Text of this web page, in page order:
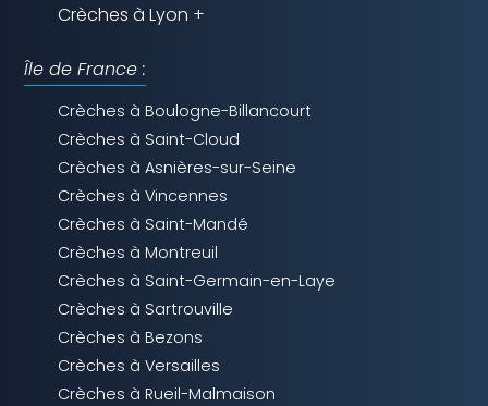
Crèches à Lyon +
Île de France :
Crèches à Boulogne-Billancourt
Crèches à Saint-Cloud
Crèches à Asnières-sur-Seine
Crèches à Vincennes
Crèches à Saint-Mandé
Crèches à Montreuil
Crèches à Saint-Germain-en-Laye
Crèches à Sartrouville
Crèches à Bezons
Crèches à Versailles
Crèches à Rueil-Malmaison